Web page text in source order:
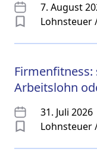
7. August
Lohnsteuer
Arbeitslohn
31. Juli 2026
Lohnsteuer